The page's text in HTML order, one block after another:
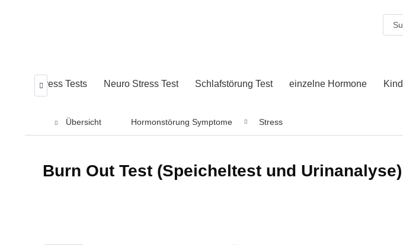
Stress Tests Neuro Stress Test Schlafstörung Test einzelne Hormone

Übersicht Hormonstörung Symptome Stress
Burn Out Test (Speicheltest und Urinanalyse)